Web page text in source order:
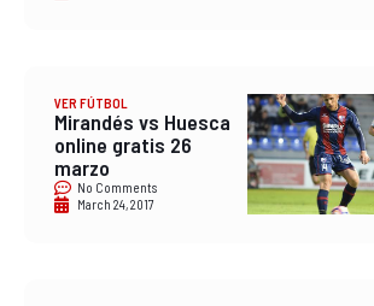
VER FÚTBOL
Mirandés vs Huesca
online gratis 26
marzo
No Comments
March 24, 2017